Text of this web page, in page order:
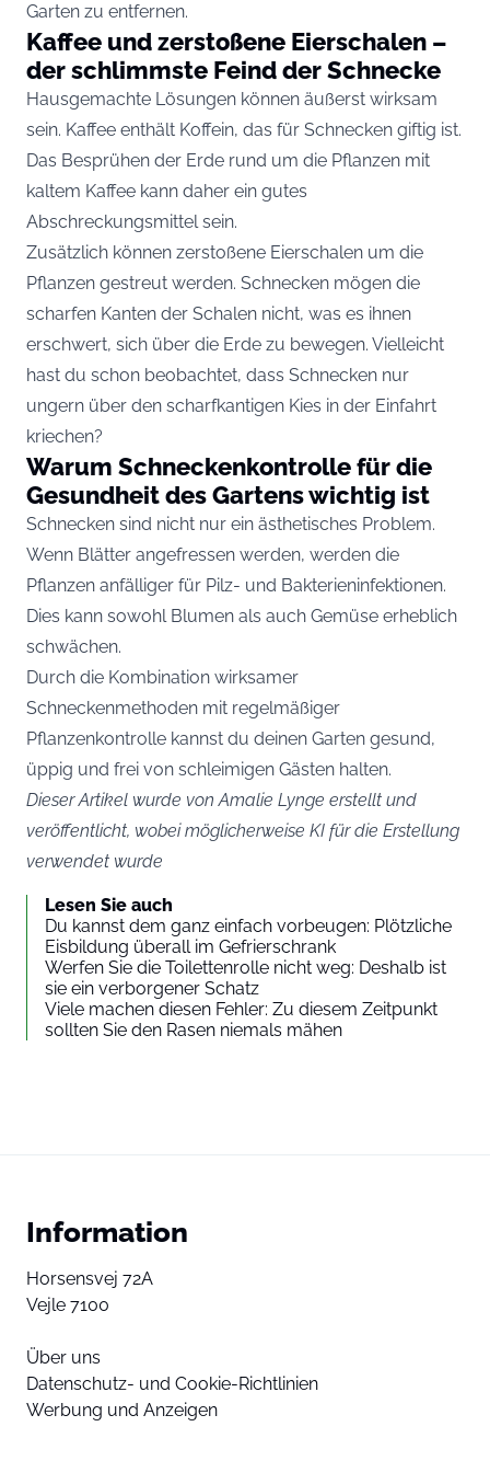
Garten zu entfernen.
Kaffee und zerstoßene Eierschalen –
der schlimmste Feind der Schnecke
Hausgemachte Lösungen können äußerst wirksam
sein. Kaffee enthält Koffein, das für Schnecken giftig ist.
Das Besprühen der Erde rund um die Pflanzen mit
kaltem Kaffee kann daher ein gutes
Abschreckungsmittel sein.
Zusätzlich können zerstoßene Eierschalen um die
Pflanzen gestreut werden. Schnecken mögen die
scharfen Kanten der Schalen nicht, was es ihnen
erschwert, sich über die Erde zu bewegen. Vielleicht
hast du schon beobachtet, dass Schnecken nur
ungern über den scharfkantigen Kies in der Einfahrt
kriechen?
Warum Schneckenkontrolle für die
Gesundheit des Gartens wichtig ist
Schnecken sind nicht nur ein ästhetisches Problem.
Wenn Blätter angefressen werden, werden die
Pflanzen anfälliger für Pilz- und Bakterieninfektionen.
Dies kann sowohl Blumen als auch Gemüse erheblich
schwächen.
Durch die Kombination wirksamer
Schneckenmethoden mit regelmäßiger
Pflanzenkontrolle kannst du deinen Garten gesund,
üppig und frei von schleimigen Gästen halten.
Dieser Artikel wurde von Amalie Lynge erstellt und
veröffentlicht, wobei möglicherweise KI für die Erstellung
verwendet wurde
Lesen Sie auch
Du kannst dem ganz einfach vorbeugen: Plötzliche
Eisbildung überall im Gefrierschrank
Werfen Sie die Toilettenrolle nicht weg: Deshalb ist
sie ein verborgener Schatz
Viele machen diesen Fehler: Zu diesem Zeitpunkt
sollten Sie den Rasen niemals mähen
Information
Horsensvej 72A
Vejle 7100
Über uns
Datenschutz- und Cookie-Richtlinien
Werbung und Anzeigen